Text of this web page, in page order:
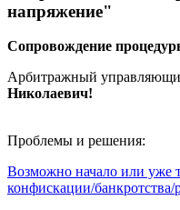
напряжение"
Сопровождение
Арбитражный
Николаевич!
Проблемы и решения:
Возможно начало или уже
конфискации/банкротства/